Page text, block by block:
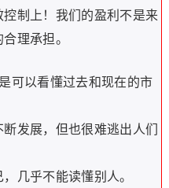
制上！我们的盈利不是来
理承担。
可以看懂过去和现在的市
发展，但也很难逃出人们
几乎不能读懂别人。